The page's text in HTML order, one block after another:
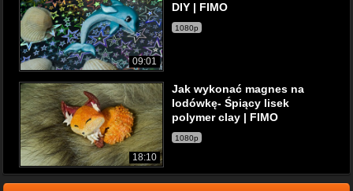
09:01
DIY | FIMO
1080p
18:10
Jak wykonać magnes na
lodówkę- Śpiący lisek
polymer clay | FIMO
1080p